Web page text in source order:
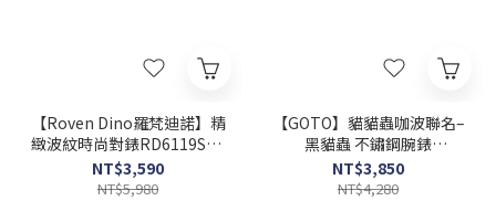
【Roven Dino羅梵迪諾】精
緻波紋時尚對錶RD6119S-W
42mm/30mm 現代鐘錶
NT$3,590
NT$5,980
【GOTO】貓貓蟲咖波聯名–
黑貓蟲 不鏽鋼腕錶
GS5117M-33-A41 42mm
現代鐘錶
NT$3,850
NT$4,280